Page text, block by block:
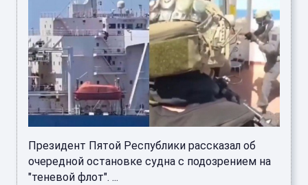
Президент Пятой Республики рассказал об
очередной остановке судна с подозрением на
"теневой флот". ...